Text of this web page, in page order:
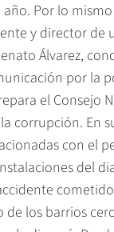
Por lo
y director de
Álvarez,
por la
el
corrupción. En
con el
del
de los barrios